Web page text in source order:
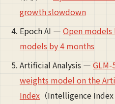
growth slowdown
Epoch AI — Open
models by 4 months
Artificial Analysis —
weights model on the
Index （Intelligence